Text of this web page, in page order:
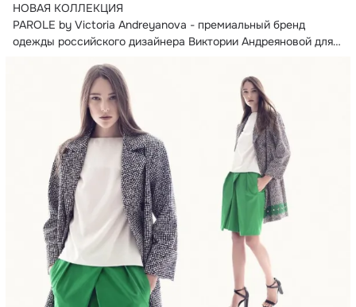
НОВАЯ КОЛЛЕКЦИЯ
PAROLE by Victoria Andreyanova - премиальный бренд
одежды российского дизайнера Виктории Андреяновой для